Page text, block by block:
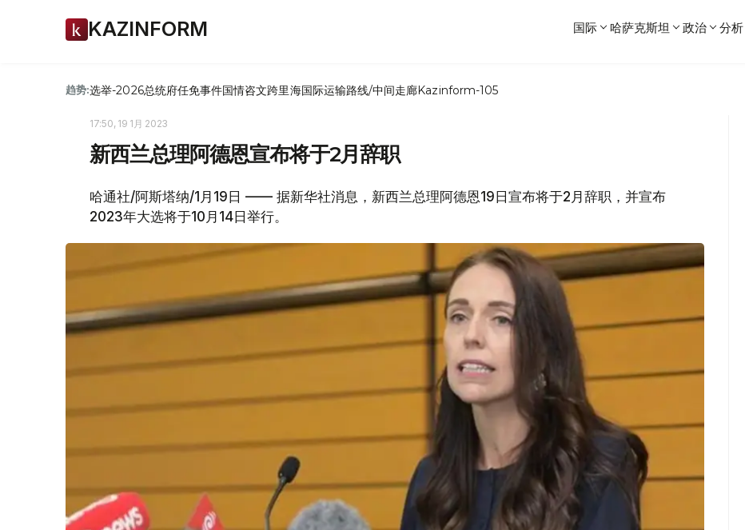
KAZINFORM 国际 哈萨克斯坦 政治 分析
趋势:选举-2026总统府任免事件国情咨文跨里海国际运输路线/中间走廊Kazinform-105
17:50, 19 1月 2023
新西兰总理阿德恩宣布将于2月辞职
哈通社/阿斯塔纳/1月19日 —— 据新华社消息，新西兰总理阿德恩19日宣布将于2月辞职，并宣布
2023年大选将于10月14日举行。